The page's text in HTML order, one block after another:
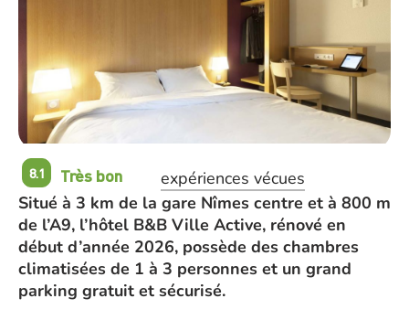
8.1 Très bon
expériences vécues
Situé à 3 km de la gare Nîmes centre et à 800 m
de l’A9, l’hôtel B&B Ville Active, rénové en
début d’année 2026, possède des chambres
climatisées de 1 à 3 personnes et un grand
parking gratuit et sécurisé.